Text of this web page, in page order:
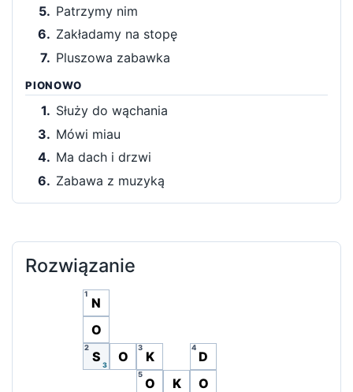
5. Patrzymy nim
6. Zakładamy na stopę
7. Pluszowa zabawka
PIONOWO
1. Służy do wąchania
3. Mówi miau
4. Ma dach i drzwi
6. Zabawa z muzyką
Rozwiązanie
1
N
O
2
3
S O
3
K
4
D
5
O K O